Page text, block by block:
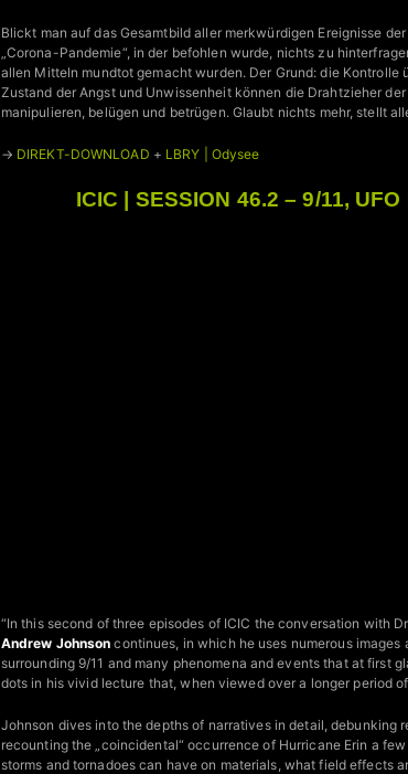
Blickt man auf das Gesamtbild aller merkwürdigen Ereignisse
„Corona-Pandemie“, in der befohlen wurde, nichts zu
allen Mitteln mundtot gemacht wurden. Der Grund: die Kontrolle
Zustand der Angst und Unwissenheit können die Drahtzieher
manipulieren, belügen und betrügen. Glaubt nichts mehr, stellt
→ DIREKT-DOWNLOAD + LBRY | Odysee
ICIC | SESSION 46.2 – 9/11,
“In this second of three episodes of ICIC the conversation with Dr.
Andrew Johnson continues, in which he uses numerous
surrounding 9/11 and many phenomena and events that at first
dots in his vivid lecture that, when viewed over a longer period
Johnson dives into the depths of narratives in detail, debunking
recounting the „coincidental“ occurrence of Hurricane Erin a
storms and tornadoes can have on materials, what field effects